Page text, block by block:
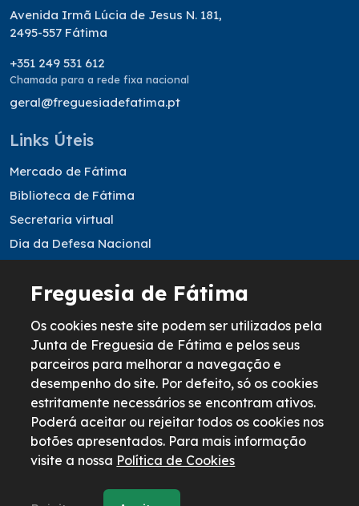
Avenida Irmã Lúcia de Jesus N. 181,
2495-557 Fátima
+351 249 531 612
Chamada para a rede fixa nacional
geral@freguesiadefatima.pt
Links Úteis
Mercado de Fátima
Biblioteca de Fátima
Secretaria virtual
Dia da Defesa Nacional
Informação legal
Política de Cookies
Política de Privacidad
Términos y Condiciones
Livro de reclamações
© 2026 Todos os direitos reservados
Freguesia de Fátima
Os cookies neste site podem ser utilizados pela
Junta de Freguesia de Fátima e pelos seus
parceiros para melhorar a navegação e
desempenho do site. Por defeito, só os cookies
estritamente necessários se encontram ativos.
Poderá aceitar ou rejeitar todos os cookies nos
botões apresentados. Para mais informação
visite a nossa Política de Cookies